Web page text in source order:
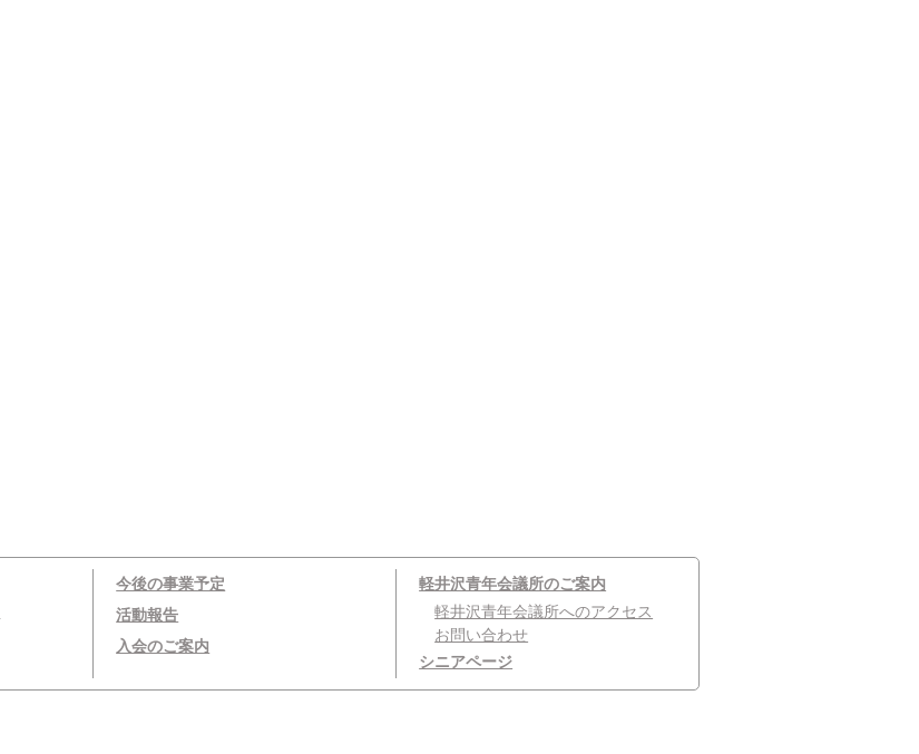
今後の事業予定
活動報告
入会のご案内
軽井沢青年会議所のご案内
軽井沢青年会議所へのアクセス
お問い合わせ
シニアページ